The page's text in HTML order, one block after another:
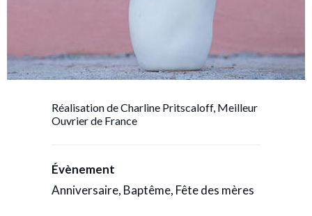
Réalisation de Charline Pritscaloff, Meilleur
Ouvrier de France
Évènement
Anniversaire, Baptême, Fête des mères